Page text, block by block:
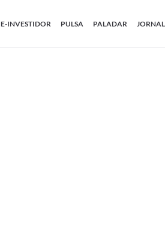
E-INVESTIDOR PULSA PALADAR